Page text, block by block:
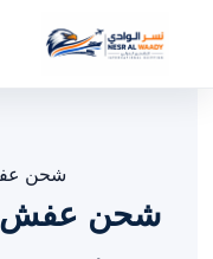
شحن
شحن عفش